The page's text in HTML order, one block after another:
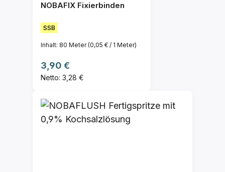
NOBAFIX Fixierbinden
SSB
Inhalt: 80 Meter(0,05 € / 1 Meter)
Regulärer Preis:
3,90 €
Netto: 3,28 €